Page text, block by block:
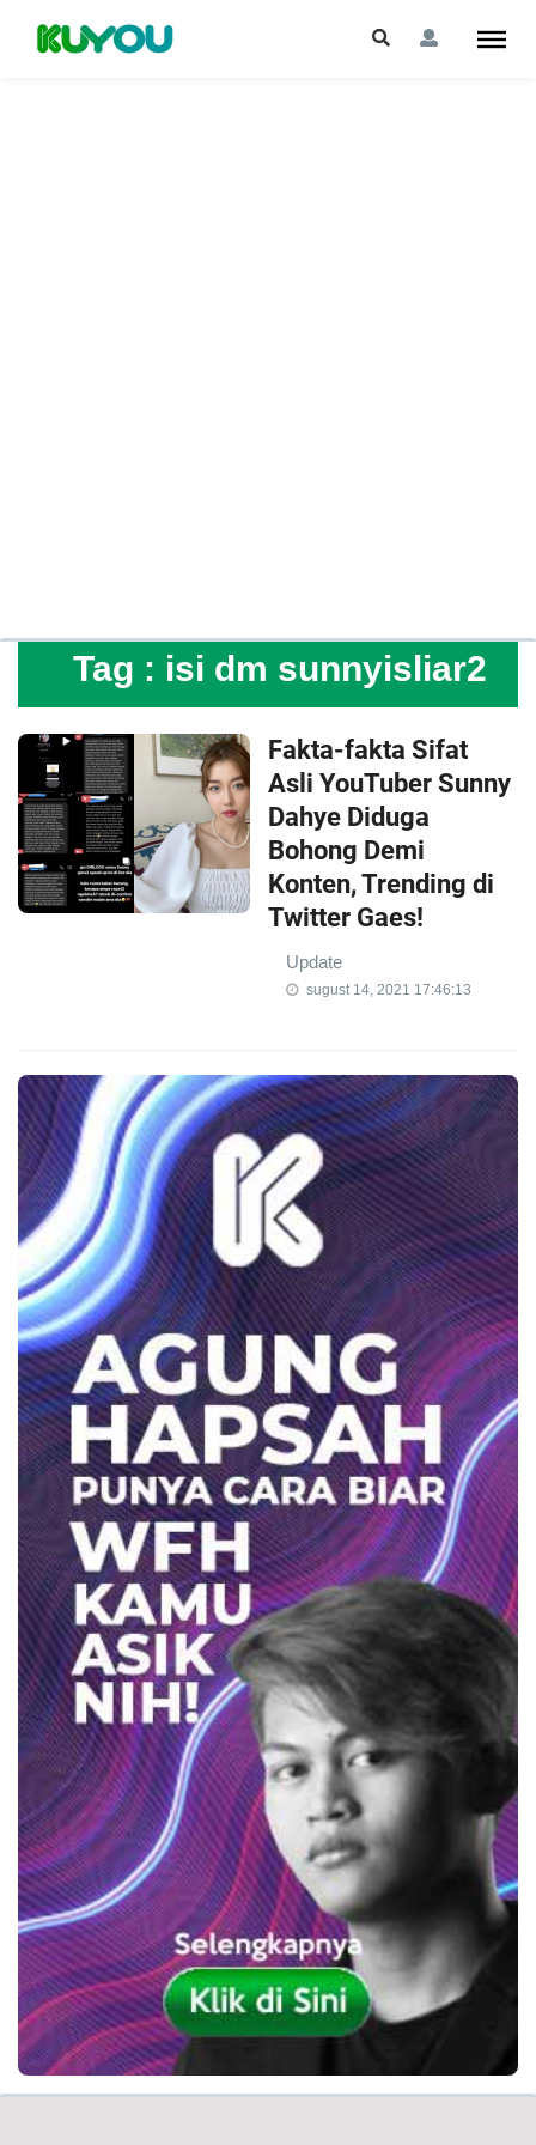
Tag : isi dm sunnyisliar2
Fakta-fakta Sifat
Asli YouTuber Sunny
Dahye Diduga
Bohong Demi
Konten, Trending di
Twitter Gaes!
Update
sugust 14, 2021 17:46:13